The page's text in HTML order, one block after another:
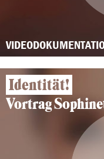
Identität!
Vortrag